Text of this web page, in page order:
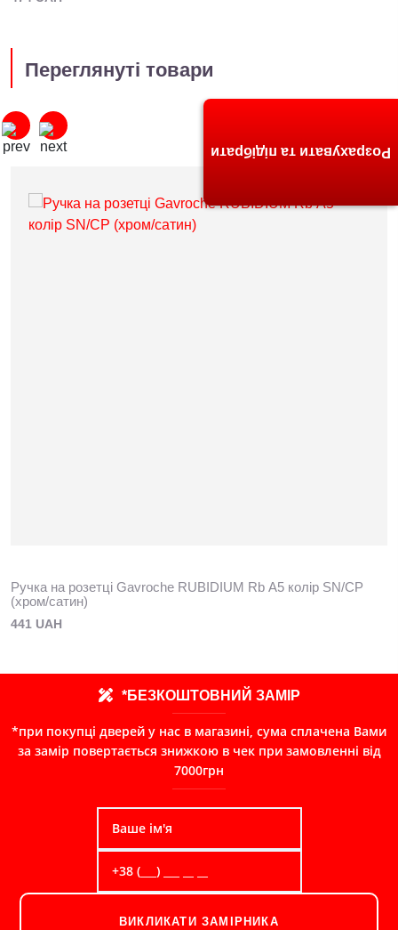
Переглянуті товари
Ручка на розетці Gavroche RUBIDIUМ Rb А5 колір SN/CP
(хром/сатин)
441 UAH
*БЕЗКОШТОВНИЙ ЗАМІР
*при покупці дверей у нас в магазині, сума сплачена Вами
за замір повертається знижкою в чек при замовленні від
7000грн
ВИКЛИКАТИ ЗАМІРНИКА
Розрахувати та підібрати